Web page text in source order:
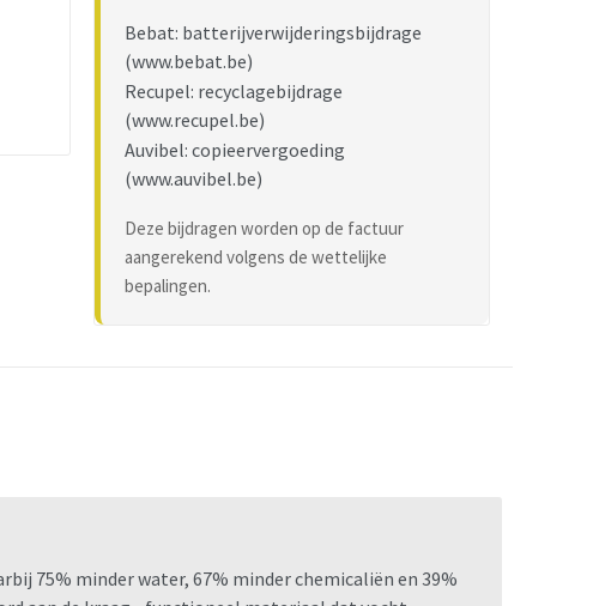
Bebat: batterijverwijderingsbijdrage
(www.bebat.be)
Recupel: recyclagebijdrage
(www.recupel.be)
Auvibel: copieervergoeding
(www.auvibel.be)
Deze bijdragen worden op de factuur
aangerekend volgens de wettelijke
bepalingen.
75% minder water, 67% minder chemicaliën en 39%